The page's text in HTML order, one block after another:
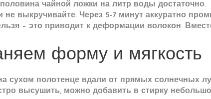
чайной ложки на литр воды достаточно.
выкручивайте. Через 5‑7 минут аккуратно
– это приводит к деформации волокон.
форму и мягкость
сухом полотенце вдали от прямых солнечных
высушить, можно добавить в стирку